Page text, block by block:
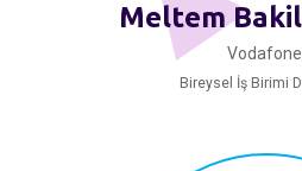
Meltem
Bireysel İş Birimi